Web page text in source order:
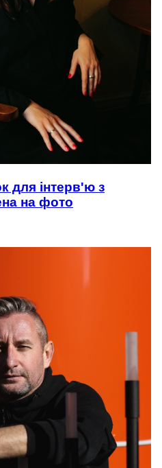
для інтерв'ю з
на фото